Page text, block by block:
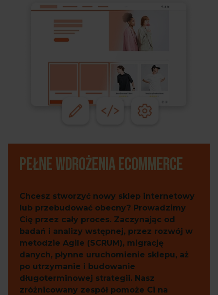
Pełne wdrożenia eCommerce
Chcesz stworzyć nowy sklep internetowy
lub przebudować obecny? Prowadzimy
Cię przez cały proces. Zaczynając od
badań i analizy wstępnej, przez rozwój w
metodzie Agile (SCRUM), migrację
danych, płynne uruchomienie sklepu, aż
po utrzymanie i budowanie
długoterminowej strategii. Nasz
zróżnicowany zespół pomoże Ci na